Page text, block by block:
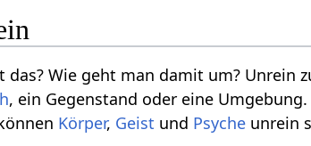
das? Wie geht man damit um? Unrein
, ein Gegenstand oder eine
Körper, Geist und Psyche unrein